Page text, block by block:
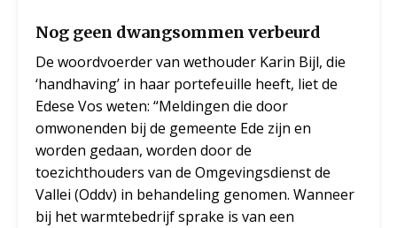
Nog geen dwangsommen verbeurd
De woordvoerder van wethouder Karin Bijl, die
‘handhaving’ in haar portefeuille heeft, liet de
Edese Vos weten: “Meldingen die door
omwonenden bij de gemeente Ede zijn en
worden gedaan, worden door de
toezichthouders van de Omgevingsdienst de
Vallei (Oddv) in behandeling genomen. Wanneer
bij het warmtebedrijf sprake is van een